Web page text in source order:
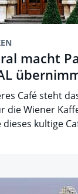
macht
Café steht
die Wiener
dieses kultige